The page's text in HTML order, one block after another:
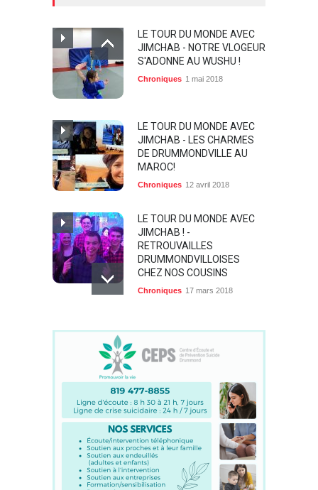
LE TOUR DU MONDE AVEC
JIMCHAB - NOTRE VLOGEUR
S'ADONNE AU WUSHU !
Chroniques 1 mai 2018
LE TOUR DU MONDE AVEC
JIMCHAB - LES CHARMES
DE DRUMMONDVILLE AU
MAROC!
Chroniques 12 avril 2018
LE TOUR DU MONDE AVEC
JIMCHAB ! -
RETROUVAILLES
DRUMMONDVILLOISES
CHEZ NOS COUSINS
Chroniques 17 mars 2018
QUÉBEC BRILLE EN FRANCE
ET JIMCHAB EST DE LA
Chroniques 16 mars 2018
LE TOUR DU MONDE AVEC
JIMCHAB ! - AU SÉNÉGAL:
LES FEMMES EN AFRIQUE,
DES «SUPERHÉROS»
Chroniques 2 avril 2018